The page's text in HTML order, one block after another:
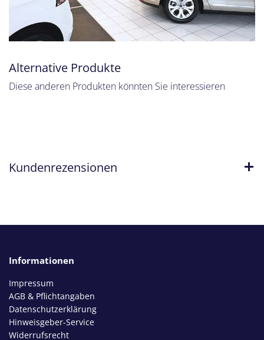
Alternative Produkte
Diese anderen Produkten könnten Sie interessieren
Kundenrezensionen
Informationen
Impressum
AGB & Pflichtangaben
Datenschutzerklärung
Hinweisgeber-Service
Widerrufsrecht